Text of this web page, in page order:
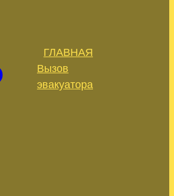
ГЛАВНАЯ
Вызов
эвакуатора